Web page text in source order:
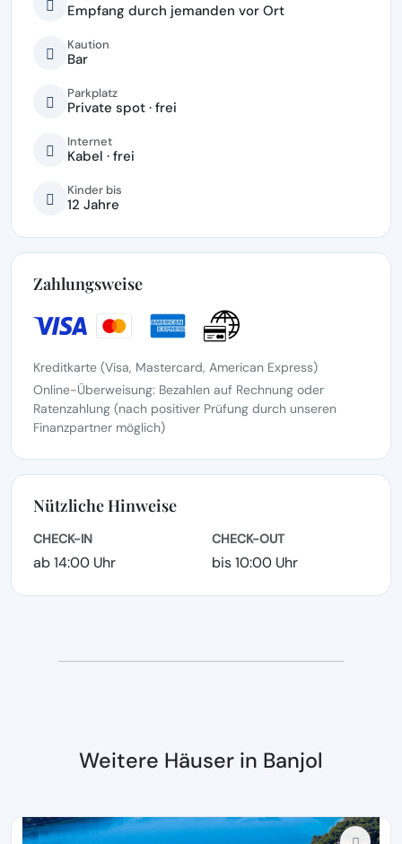
Empfang durch jemanden vor Ort
Kaution
Bar
Parkplatz
Private spot · frei
Internet
Kabel · frei
Kinder bis
12 Jahre
Zahlungsweise
Kreditkarte (Visa, Mastercard, American Express)
Online-Überweisung: Bezahlen auf Rechnung oder
Ratenzahlung (nach positiver Prüfung durch unseren
Finanzpartner möglich)
Nützliche Hinweise
CHECK-IN
ab 14:00 Uhr
CHECK-OUT
bis 10:00 Uhr
Weitere Häuser in Banjol